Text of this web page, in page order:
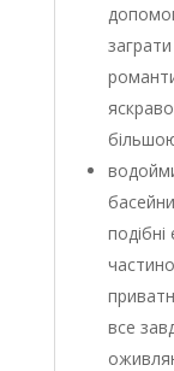
все